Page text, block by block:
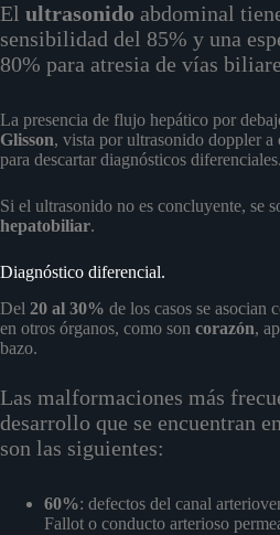
El ultrasonido abdominal
sensibilidad del 85% y una
80% para atresia de vías
La presencia de flujo hepático por
Glisson, vista por ultrasonido doppler a
para descartar diagnósticos diferenciales.
Si el ultrasonido no es concluyente, se
hepatobiliar.
Diagnóstico diferencial.
Del 20 al 30% de los casos se asocian
en otros órganos, como son corazón,
bazo.
Las malformaciones más
desarrollo que se encuentran
son las siguientes:
60%: defectos del canal
Fallot o conducto arterioso